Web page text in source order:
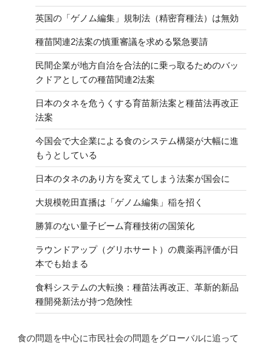
英国の「ゲノム編集」規制法（精密育種法）は無効
種苗関連2法案の慎重審議を求める緊急要請
民間企業が地方自治を合法的に乗っ取るためのバッ
クドアとしての種苗関連2法案
日本のタネを危うくする育苗新法案と種苗法再改正
法案
今国会で大企業による食のシステム構築が大幅に進
もうとしている
日本のタネのあり方を変えてしまう法案が国会に
大規模乾田直播は「ゲノム編集」稲を招く
勝算のない量子ビーム育種技術の国策化
ラウンドアップ（グリホサート）の農薬再評価が日
本でも始まる
食料システムの大転換：種苗法再改正、革新的新品
種開発新法が持つ危険性
食の問題を中心に市民社会の問題をグローバルに追って